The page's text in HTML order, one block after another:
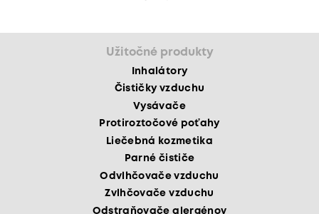
Užitočné produkty
Inhalátory
Čističky vzduchu
Vysávače
Protiroztočové poťahy
Liečebná kozmetika
Parné čističe
Odvlhčovače vzduchu
Zvlhčovače vzduchu
Odstraňovače alergénov